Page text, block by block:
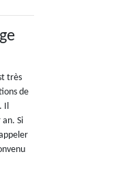
très
de
Il
Si